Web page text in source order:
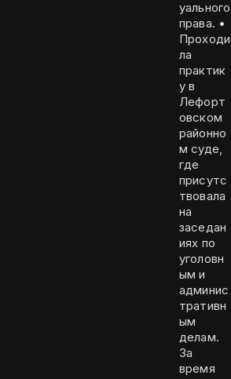
уального
права. •
Проходи
ла
практик
у в
Лефорт
овском
районно
м суде,
где
присутс
твовала
на
заседан
иях по
уголовн
ым и
админис
тративн
ым
делам.
За
время